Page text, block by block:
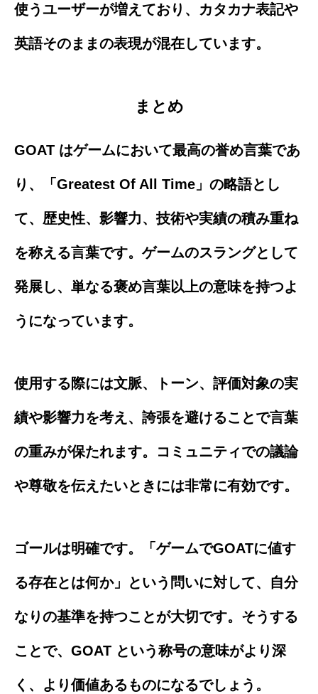
使うユーザーが増えており、カタカナ表記や
英語そのままの表現が混在しています。
まとめ
GOAT はゲームにおいて最高の誉め言葉であ
り、「Greatest Of All Time」の略語とし
て、歴史性、影響力、技術や実績の積み重ね
を称える言葉です。ゲームのスラングとして
発展し、単なる褒め言葉以上の意味を持つよ
うになっています。
使用する際には文脈、トーン、評価対象の実
績や影響力を考え、誇張を避けることで言葉
の重みが保たれます。コミュニティでの議論
や尊敬を伝えたいときには非常に有効です。
ゴールは明確です。「ゲームでGOATに値す
る存在とは何か」という問いに対して、自分
なりの基準を持つことが大切です。そうする
ことで、GOAT という称号の意味がより深
く、より価値あるものになるでしょう。